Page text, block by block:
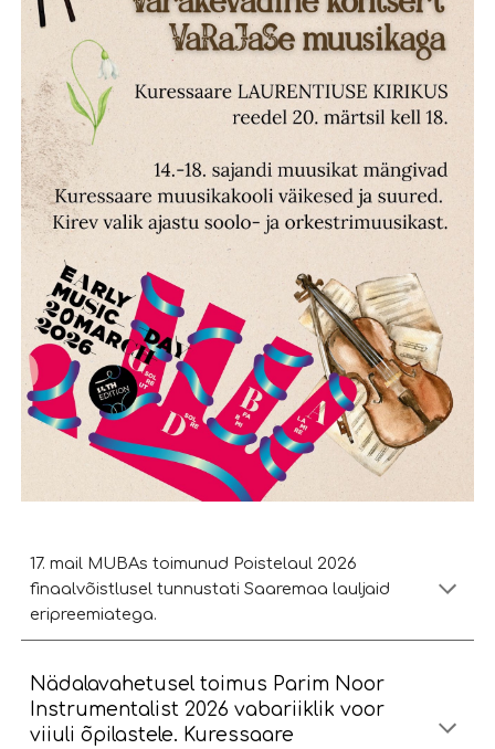
17. mail MUBAs toimunud Poistelaul 2026
finaalvõistlusel tunnustati Saaremaa lauljaid
eripreemiatega.
Nädalavahetusel toimus Parim Noor
Instrumentalist 2026 vabariiklik voor
viiuli õpilastele. Kuressaare